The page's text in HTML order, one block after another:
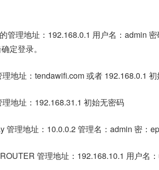
管理地址：192.168.0.1 用户名：admin
定登录。
地址：tendawifi.com 或者 192.168.0.1
地址：192.168.31.1 初始无密码
管理地址：10.0.0.2 管理名：admin 密：
管理地址：192.168.10.1 用户名